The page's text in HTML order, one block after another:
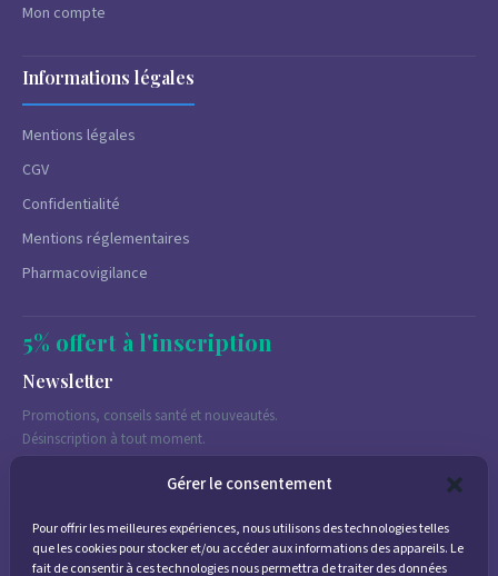
Gérer le consentement
Pour offrir les meilleures expériences, nous utilisons des technologies telles
que les cookies pour stocker et/ou accéder aux informations des appareils. Le
fait de consentir à ces technologies nous permettra de traiter des données
Mon compte
Informations légales
Mentions légales
CGV
Confidentialité
Mentions réglementaires
Pharmacovigilance
5% offert à l'inscription
Newsletter
Promotions, conseils santé et nouveautés.
Désinscription à tout moment.
J'accepte de recevoir des emails marketing conformément à la
politique de confidentialité